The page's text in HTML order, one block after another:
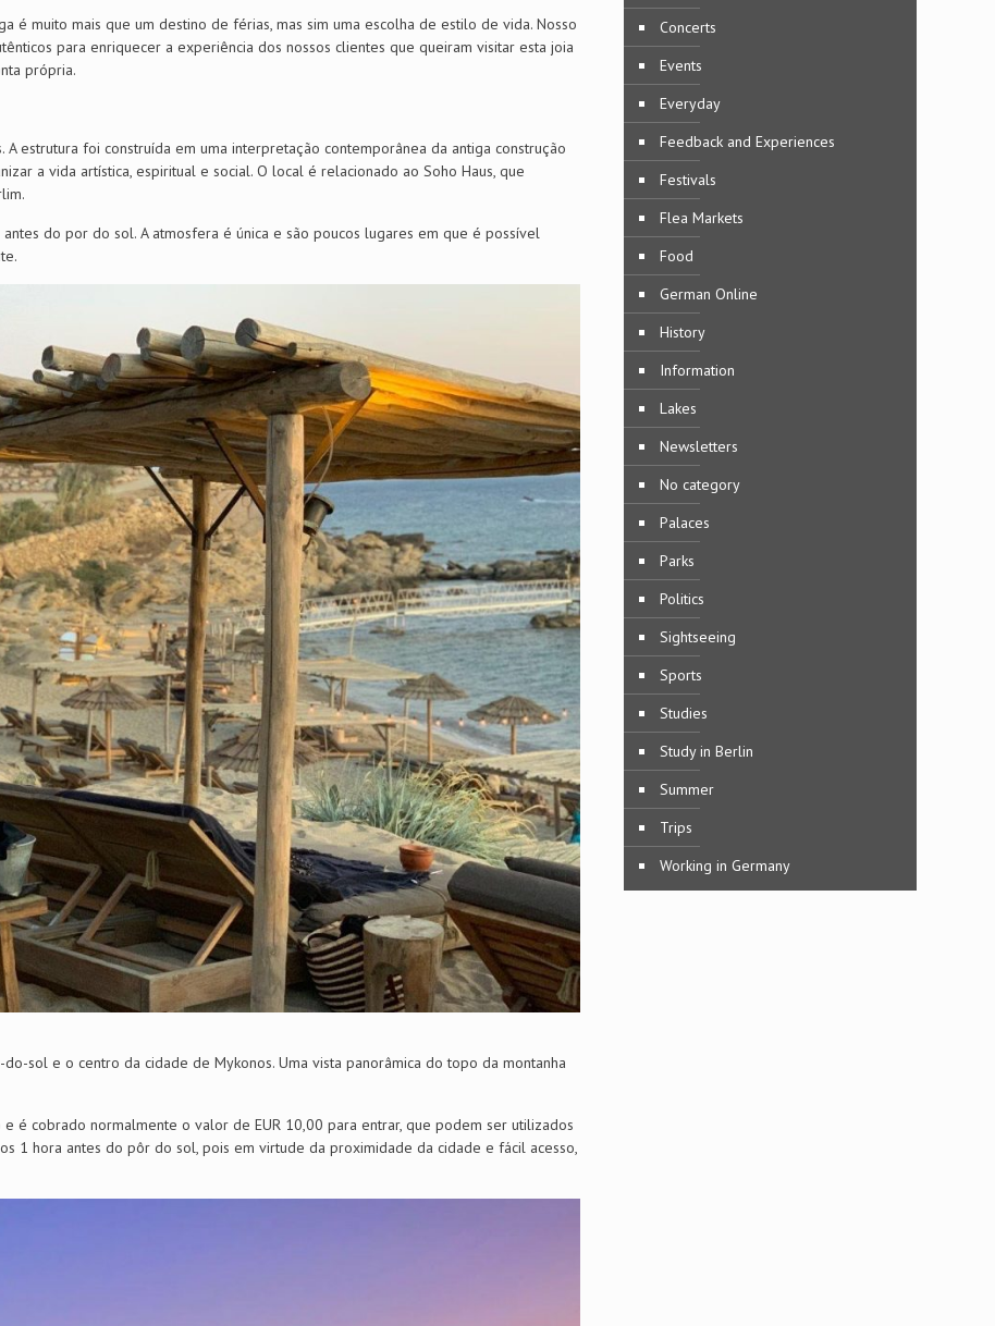
é muito mais que um destino de férias, mas sim uma escolha de estilo de vida. Nosso
para enriquecer a experiência dos nossos clientes que queiram visitar esta joia
própria.
estrutura foi construída em uma interpretação contemporânea da antiga construção
a vida artística, espiritual e social. O local é relacionado ao Soho Haus, que
do por do sol. A atmosfera é única e são poucos lugares em que é possível
sol e o centro da cidade de Mykonos. Uma vista panorâmica do topo da montanha
é cobrado normalmente o valor de EUR 10,00 para entrar, que podem ser utilizados
1 hora antes do pôr do sol, pois em virtude da proximidade da cidade e fácil acesso,
Concerts
Events
Everyday
Feedback and Experiences
Festivals
Flea Markets
Food
German Online
History
Information
Lakes
Newsletters
No category
Palaces
Parks
Politics
Sightseeing
Sports
Studies
Study in Berlin
Summer
Trips
Working in Germany